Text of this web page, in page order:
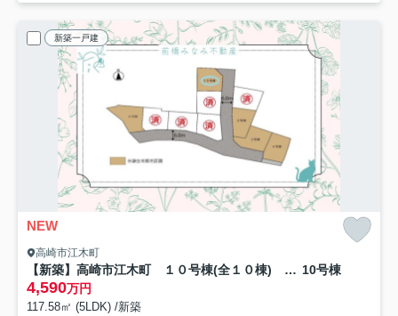
新築一戸建
NEW
高崎市江木町
【新築】高崎市江木町 １０号棟(全１０棟) フェリディアガーデン 新築建売分譲 10号棟
4,590万円
117.58㎡ (5LDK) /新築